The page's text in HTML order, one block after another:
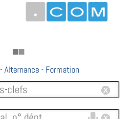
-Alternance - Formation